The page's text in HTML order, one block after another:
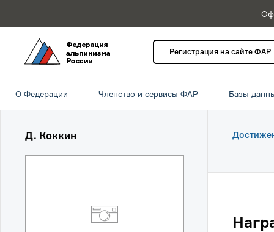
Регистрация на сайте ФАР
О Федерации Членство и сервисы ФАР Базы
Д. Коккин